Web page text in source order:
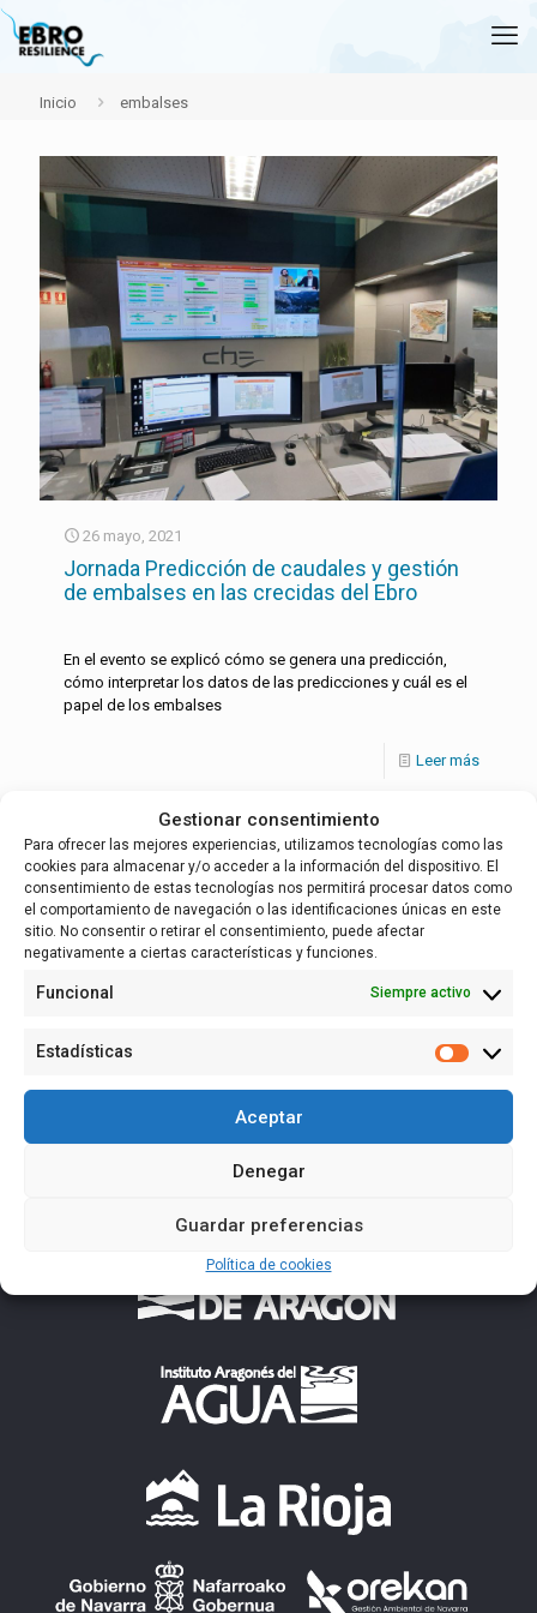
Gestionar consentimiento
Para ofrecer las mejores experiencias, utilizamos tecnologías como las
cookies para almacenar y/o acceder a la información del dispositivo. El
consentimiento de estas tecnologías nos permitirá procesar datos como
el comportamiento de navegación o las identificaciones únicas en este
sitio. No consentir o retirar el consentimiento, puede afectar
negativamente a ciertas características y funciones.
Funcional Siempre activo
Estadísticas
Aceptar
Denegar
Guardar preferencias
Política de cookies
Inicio embalses
26 mayo, 2021
Jornada Predicción de caudales y gestión
de embalses en las crecidas del Ebro
En el evento se explicó cómo se genera una predicción,
cómo interpretar los datos de las predicciones y cuál es el
papel de los embalses
Leer más
Español